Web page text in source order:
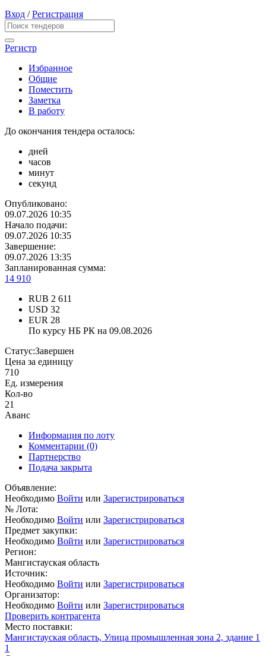
Вход /Регистрация
Регистр
Избранное
Общие
Поместить
Заметка
В работу
До окончания тендера осталось:
дней
часов
минут
секунд
Опубликовано:
09.07.2026 10:35
Начало подачи:
09.07.2026 10:35
Завершение:
09.07.2026 13:35
Запланированная сумма:
14 910
RUB 2 611
USD 32
EUR 28
По курсу НБ РК на 09.08.2026
Статус:Завершен
Цена за единицу
710
Ед. измерения
Кол-во
21
Аванс
Информация по лоту
Комментарии (0)
Партнерство
Подача закрыта
Объявление:
Необходимо Войти или Зарегистрироваться
№ Лота:
Необходимо Войти или Зарегистрироваться
Предмет закупки:
Необходимо Войти или Зарегистрироваться
Регион:
Мангистауская область
Источник:
Необходимо Войти или Зарегистрироваться
Организатор:
Необходимо Войти или Зарегистрироваться
Проверить контрагента
Место поставки:
Мангистауская область, Улица промышленная зона 2, здание 1
1